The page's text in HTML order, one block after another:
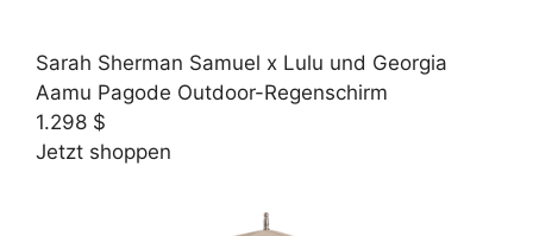
Sarah Sherman Samuel x Lulu und Georgia
Aamu Pagode Outdoor-Regenschirm
1.298 $
Jetzt shoppen